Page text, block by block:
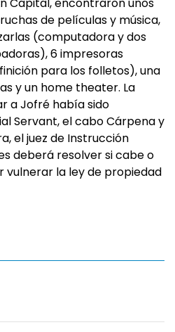
de películas y música,
(computadora y dos
6 impresoras
para los folletos), una
y un home theater. La
a Jofré había sido
Servant, el cabo Cárpena y
el juez de Instrucción
deberá resolver si cabe o
vulnerar la ley de propiedad